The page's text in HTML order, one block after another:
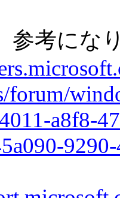
参考にな
forum/
a8f8-